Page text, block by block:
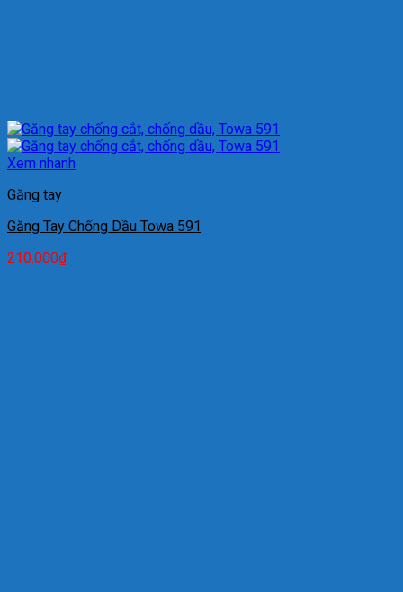
Xem nhanh
Găng tay
Găng Tay Chống Dầu Towa 591
210.000₫